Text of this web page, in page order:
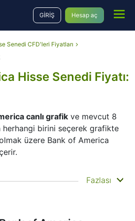
GİRİŞ Hesap aç
Senedi CFD'leri Fiyatları
Hisse Senedi Fiyatı:
canlı grafik ve mevcut 8
herhangi birini seçerek grafikte
üzere Bank of America
başlangıç ve sonunu
grafiğin görüntülenme tipini
Fazlası